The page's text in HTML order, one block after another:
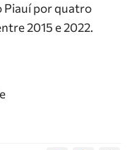
Piauí por quatro
2015 e 2022.